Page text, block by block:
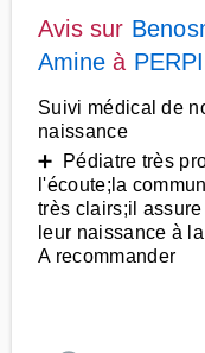
Avis sur
Amine à
Suivi médical de
naissance
➕ Pédiatre très
l'écoute;la
très clairs;il
leur naissance à
A recommander